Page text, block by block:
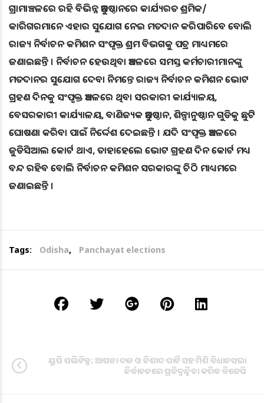
ଗ୍ରାମାଞ୍ଚଳରେ ରହି ବିଭିନ୍ନ ଅନୁଷ୍ଠାନରେ କାର୍ଯ୍ୟରତ ଶ୍ରମିକ/
କାରିଗରମାନେ ଏହାର ସୁଯୋଗ ନେଇ ମତଦାନ କରିପାରିବେ ବୋଲି
ରାଜ୍ୟ ନିର୍ବାଚନ କମିଶନ ସଂପୃକ୍ତ ଶ୍ରମ ବିଭଗକୁ ପତ୍ର ମାଧ୍ୟମରେ
ଜଣାଇଛନ୍ତି । ନିର୍ବାଚନ ହେଉଥିବା ଅଞ୍ଚଳରେ ସମସ୍ତ କର୍ମଚାରୀମାନଙ୍କୁ
ମତଦାନର ସୁଯୋଗ ଦେବା ନିମନ୍ତେ ରାଜ୍ୟ ନିର୍ବାଚନ କମିଶନ ଭୋଟ
ଗ୍ରହଣ ଦିନକୁ ସଂପୃକ୍ତ ଅଞ୍ଚଳରେ ଥିବା ସରକାରୀ କାର୍ଯ୍ୟାଳୟ,
ବେସରକାରୀ କାର୍ଯ୍ୟାଳୟ, ବାଣିଜ୍ୟକ ଅନୁଷ୍ଠାନ, ଶିଳ୍ପାନୁଷ୍ଠାନ ଗୁଡିକୁ ଛୁଟି
ଘୋଷଣା କରିବା ପାଇଁ ନିର୍ଦ୍ଦେଶ ଦେଇଛନ୍ତି । ଯଦି ସଂପୃକ୍ତ ଅଞ୍ଚଳରେ
ଜୁଡିସିଆଲ କୋର୍ଟ ଥାଏ, ତାହାହେଲେ ଭୋଟ ଗ୍ରହଣ ଦିନ କୋର୍ଟ ମଧ୍ୟ
ବନ୍ଦ ରହିବ ବୋଲି ନିର୍ବାଚନ କମିଶନ ସରକାରଙ୍କୁ ଚିଠି ମାଧ୍ୟମରେ
ଜଣାଇଛନ୍ତି ।
Tags: Odisha, Panchayat elections
ୟୁପି ପଲିଟିକ୍ସ; ଆପନା ଦଳ ଓ ନିଶାଦ ପାର୍ଟି ସହ ମିଶି ବିଧାନସଭା
ନିର୍ବାଚନରେ ପ୍ରତିଦ୍ୱନ୍ଦ୍ୱିତା କରିବ ବିଜେପି